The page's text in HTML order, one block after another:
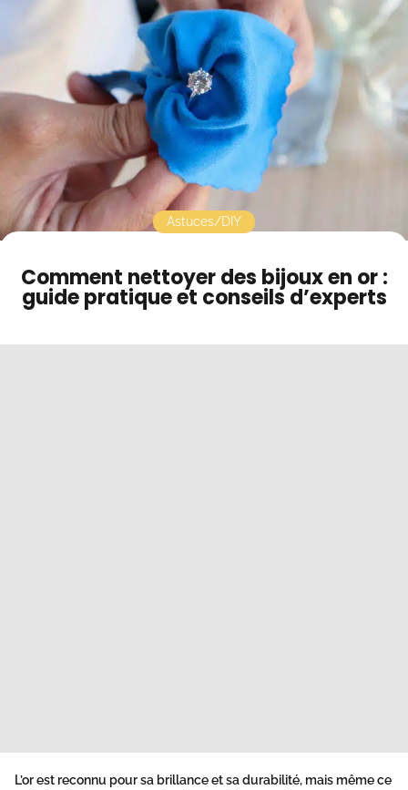
Mode sombre
FAQ - Comment nettoyer des bijoux en or
Comment nettoyer des bijoux en or :
guide pratique et conseils d’experts
Astuces/DIY
L’or est reconnu pour sa brillance et sa durabilité, mais même ce